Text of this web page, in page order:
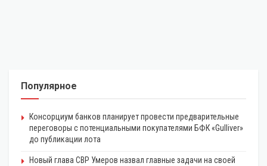
Популярное
Консорциум банков планирует провести предварительные
переговоры с потенциальными покупателями БФК «Gulliver»
до публикации лота
Новый глава СВР Умеров назвал главные задачи на своей